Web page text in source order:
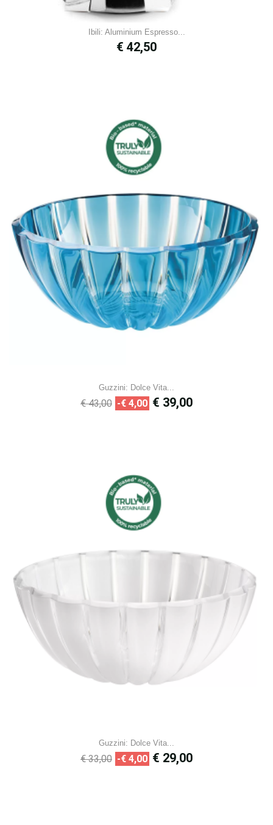
Ibili: Aluminium Espresso...
Prijs
€ 42,50
Guzzini: Dolce Vita...
Normale
€ 43,00 -€ 4,00 Prijs
€ 39,00
Guzzini: Dolce Vita...
Normale
€ 33,00 -€ 4,00 Prijs
€ 29,00